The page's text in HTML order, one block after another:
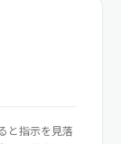
と指示を見落